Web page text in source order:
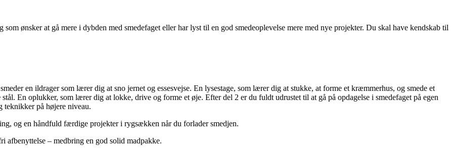
ønsker at gå mere i dybden med smedefaget eller har lyst til en god smedeoplevelse mere med nye projekter. Du skal have kendskab til
en ildrager som lærer dig at sno jernet og essesvejse. En lysestage, som lærer dig at stukke, at forme et kræmmerhus, og smede et
En oplukker, som lærer dig at lokke, drive og forme et øje. Efter del 2 er du fuldt udrustet til at gå på opdagelse i smedefaget på egen
teknikker på højere niveau.
og en håndfuld færdige projekter i rygsækken når du forlader smedjen.
– medbring en god solid madpakke.